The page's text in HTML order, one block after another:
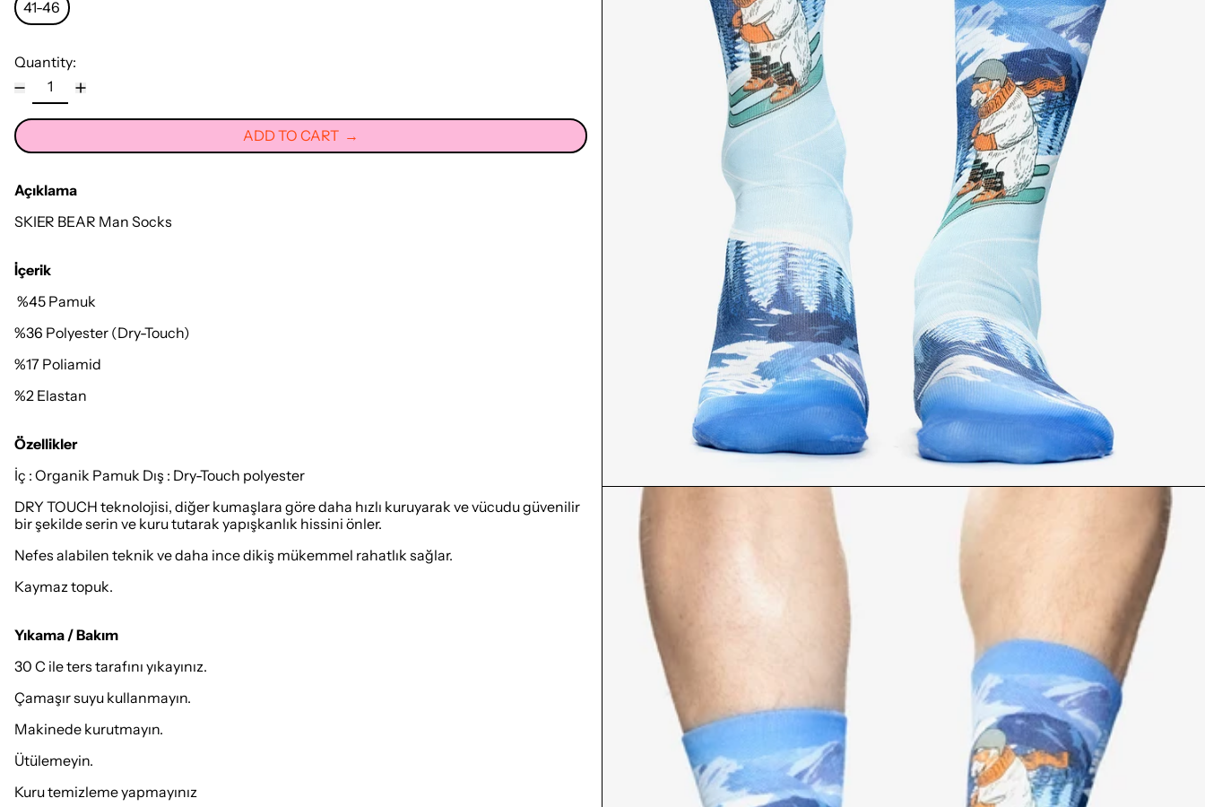
41-46
Quantity:
ADD TO CART
Açıklama
SKIER BEAR Man Socks
İçerik
%45 Pamuk
%36 Polyester (Dry-Touch)
%17 Poliamid
%2 Elastan
Özellikler
İç : Organik Pamuk Dış : Dry-Touch polyester
DRY TOUCH teknolojisi, diğer kumaşlara göre daha hızlı kuruyarak ve vücudu güvenilir
bir şekilde serin ve kuru tutarak yapışkanlık hissini önler.
Nefes alabilen teknik ve daha ince dikiş mükemmel rahatlık sağlar.
Kaymaz topuk.
Yıkama / Bakım
30 C ile ters tarafını yıkayınız.
Çamaşır suyu kullanmayın.
Makinede kurutmayın.
Ütülemeyin.
Kuru temizleme yapmayınız